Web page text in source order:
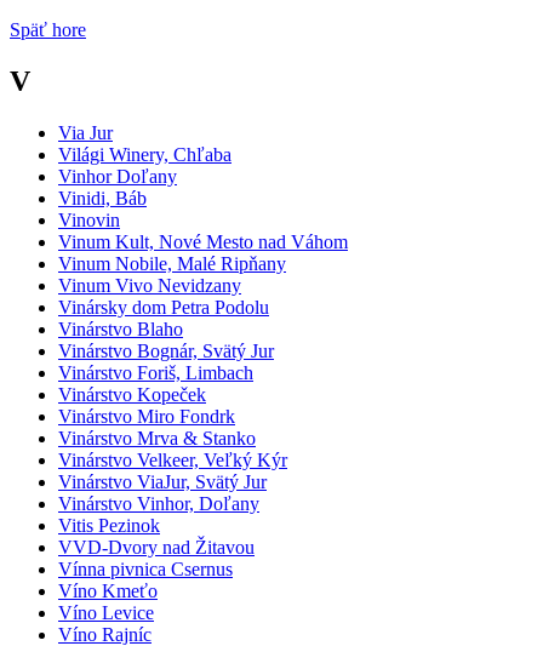
Späť hore
V
Via Jur
Világi Winery, Chľaba
Vinhor Doľany
Vinidi, Báb
Vinovin
Vinum Kult, Nové Mesto nad Váhom
Vinum Nobile, Malé Ripňany
Vinum Vivo Nevidzany
Vinársky dom Petra Podolu
Vinárstvo Blaho
Vinárstvo Bognár, Svätý Jur
Vinárstvo Foriš, Limbach
Vinárstvo Kopeček
Vinárstvo Miro Fondrk
Vinárstvo Mrva & Stanko
Vinárstvo Velkeer, Veľký Kýr
Vinárstvo ViaJur, Svätý Jur
Vinárstvo Vinhor, Doľany
Vitis Pezinok
VVD-Dvory nad Žitavou
Vínna pivnica Csernus
Víno Kmeťo
Víno Levice
Víno Rajníc